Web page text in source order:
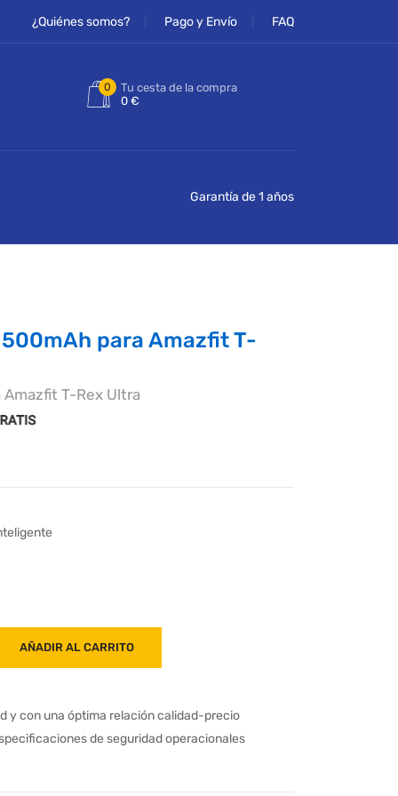
¿Quiénes somos? Pago y Envío FAQ
0
Tu cesta de la compra
0 €
Garantía de 1 años
para Amazfit T-
T-Rex Ultra
AÑADIR AL CARRITO
y con una óptima relación calidad-precio
de seguridad operacionales